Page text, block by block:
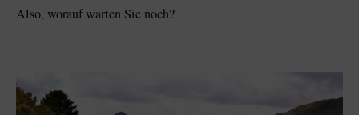
Also, worauf warten Sie noch?